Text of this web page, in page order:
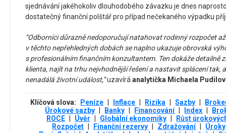
sjednávání jakéhokoliv dlouhodobého závazku je dnes
dostatečný finanční polštář pro případ nečekaného výpadku
“Odborníci důrazně nedoporučují natahovat rodinný rozpočet
v těchto nepřehledných dobách se naplno ukazuje obrovská
s profesionálním finančním konzultantem. Ten dokáže detailně
klienta, najít na trhu nejvhodnější řešení a nastavit splácení tak,
nenadálá životní událost,”uzavíráanalytička Michaela
Klíčová slova: Peníze Inflace Rizika Sazby
Úrokové sazby
Banky Financování Index
ROCE
Úvěr Globální ekonomiky
Růst
Rozpočet
Finanční rezervy Zdražování
Úroky